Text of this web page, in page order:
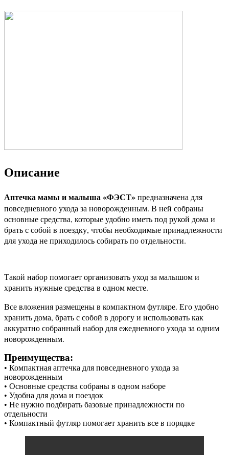
Описание
Аптечка мамы и малыша «ФЭСТ»предназначена для
повседневного ухода за новорожденным. В ней собраны
основные средства, которые удобно иметь под рукой дома и
брать с собой в поездку, чтобы необходимые принадлежности
для ухода не приходилось собирать по отдельности.
Такой набор помогает организовать уход за малышом и
хранить нужные средства в одном месте.
Все вложения размещены в компактном футляре. Его удобно
хранить дома, брать с собой в дорогу и использовать как
аккуратно собранный набор для ежедневного ухода за одним
новорожденным.
Преимущества:
• Компактная аптечка для повседневного ухода за
новорожденным
• Основные средства собраны в одном наборе
• Удобна для дома и поездок
• Не нужно подбирать базовые принадлежности по
отдельности
• Компактный футляр помогает хранить все в порядке